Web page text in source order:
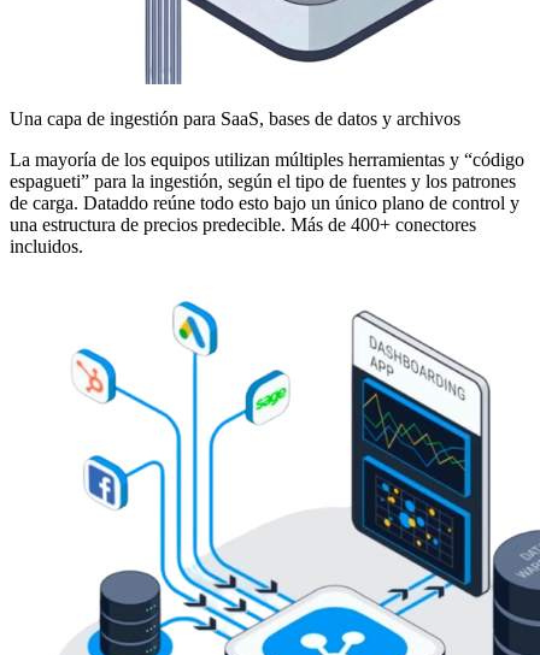
Una capa de ingestión para SaaS, bases de datos y archivos
La mayoría de los equipos utilizan múltiples herramientas y “código
espagueti” para la ingestión, según el tipo de fuentes y los patrones
de carga. Dataddo reúne todo esto bajo un único plano de control y
una estructura de precios predecible. Más de 400+ conectores
incluidos.